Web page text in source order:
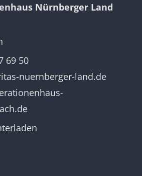
Nürnberger Land
69 50
nuernberger-land.de